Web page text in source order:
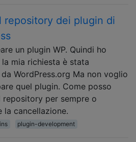
repository dei plugin di
un plugin WP. Quindi ho
mia richiesta è stata
WordPress.org Ma non voglio
quel plugin. Come posso
repository per sempre o
la cancellazione.
plugin-development